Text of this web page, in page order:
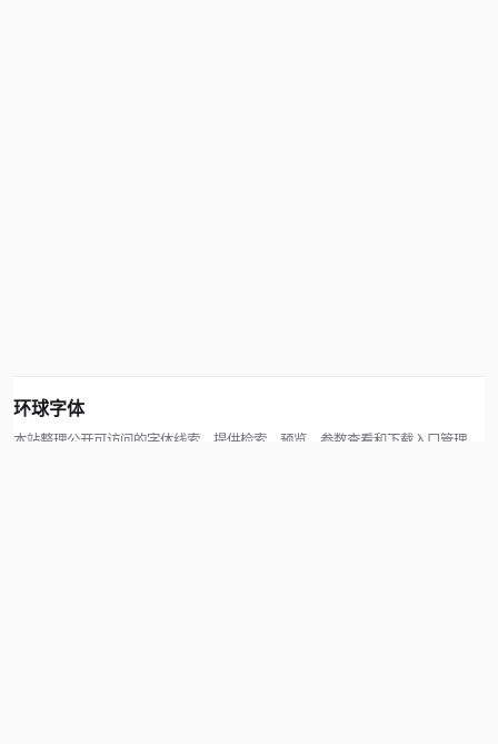
环球字体
本站整理公开可访问的字体线索，提供检索、预览、参数查看和下载入口管理。